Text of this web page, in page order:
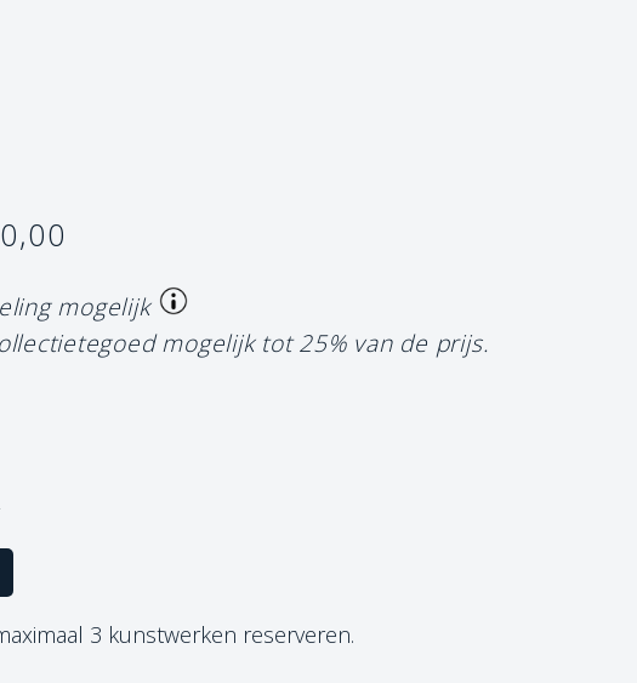
mogelijk
mogelijk tot 25% van de prijs.
3 kunstwerken reserveren.